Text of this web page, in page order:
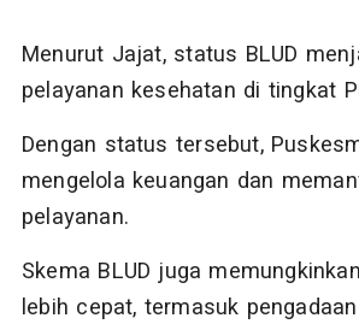
Menurut Jajat, status BLUD
pelayanan kesehatan di tingkat
Dengan status tersebut,
mengelola keuangan dan
pelayanan.
Skema BLUD juga
lebih cepat, termasuk